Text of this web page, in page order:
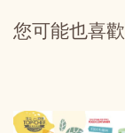
您可能也喜歡